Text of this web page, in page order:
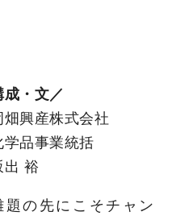
成・文／
畑興産株式会社
学品事業統括
出 裕
題の先にこそチャン